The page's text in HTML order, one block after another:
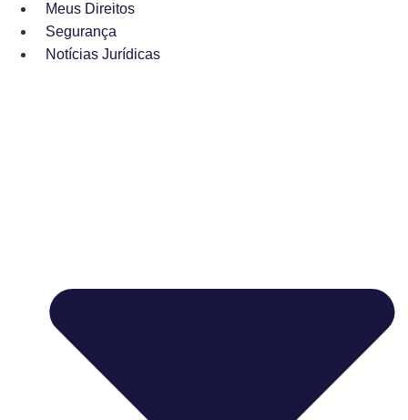
Meus Direitos
Segurança
Notícias Jurídicas